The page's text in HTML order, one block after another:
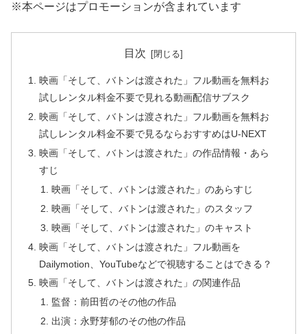
※本ページはプロモーションが含まれています
目次
映画「そして、バトンは渡された」フル動画を無料お
試しレンタル料金不要で見れる動画配信サブスク
映画「そして、バトンは渡された」フル動画を無料お
試しレンタル料金不要で見るならおすすめはU-NEXT
映画「そして、バトンは渡された」の作品情報・あら
すじ
映画「そして、バトンは渡された」のあらすじ
映画「そして、バトンは渡された」のスタッフ
映画「そして、バトンは渡された」のキャスト
映画「そして、バトンは渡された」フル動画を
Dailymotion、YouTubeなどで視聴することはできる？
映画「そして、バトンは渡された」の関連作品
監督：前田哲のその他の作品
出演：永野芽郁のその他の作品